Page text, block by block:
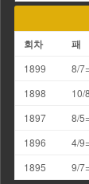
회차 패
1899 8/
1898
10/
1897
8/
1896
4/
1895
9/